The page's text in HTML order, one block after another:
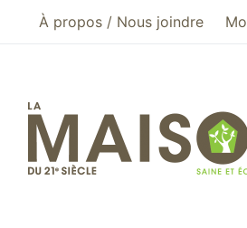
Aller au menu principal
Aller au contenu principal
À propos / Nous joindre